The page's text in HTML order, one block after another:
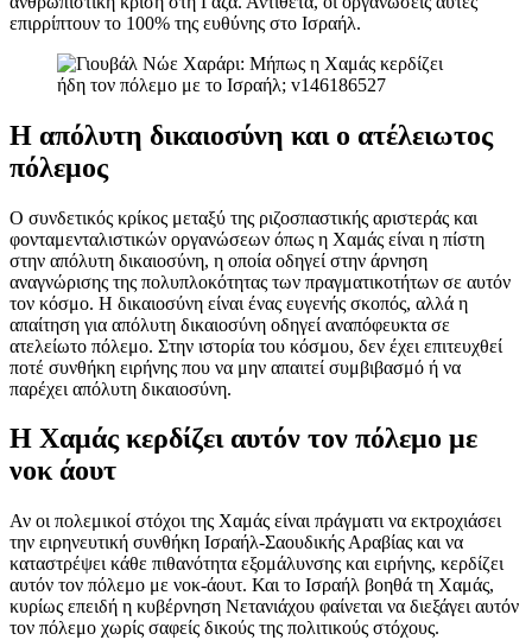
επιρρίπτουν το 100% της ευθύνης στο Ισραήλ.
Η απόλυτη δικαιοσύνη και ο ατέλειωτος
πόλεμος
Ο συνδετικός κρίκος μεταξύ της ριζοσπαστικής αριστεράς και
φονταμενταλιστικών οργανώσεων όπως η Χαμάς είναι η πίστη
στην απόλυτη δικαιοσύνη, η οποία οδηγεί στην άρνηση
αναγνώρισης της πολυπλοκότητας των πραγματικοτήτων σε αυτόν
τον κόσμο. Η δικαιοσύνη είναι ένας ευγενής σκοπός, αλλά η
απαίτηση για απόλυτη δικαιοσύνη οδηγεί αναπόφευκτα σε
ατελείωτο πόλεμο. Στην ιστορία του κόσμου, δεν έχει επιτευχθεί
ποτέ συνθήκη ειρήνης που να μην απαιτεί συμβιβασμό ή να
παρέχει απόλυτη δικαιοσύνη.
Η Χαμάς κερδίζει αυτόν τον πόλεμο με
νοκ άουτ
Αν οι πολεμικοί στόχοι της Χαμάς είναι πράγματι να εκτροχιάσει
την ειρηνευτική συνθήκη Ισραήλ-Σαουδικής Αραβίας και να
καταστρέψει κάθε πιθανότητα εξομάλυνσης και ειρήνης, κερδίζει
αυτόν τον πόλεμο με νοκ-άουτ. Και το Ισραήλ βοηθά τη Χαμάς,
κυρίως επειδή η κυβέρνηση Νετανιάχου φαίνεται να διεξάγει αυτόν
τον πόλεμο χωρίς σαφείς δικούς της πολιτικούς στόχους.